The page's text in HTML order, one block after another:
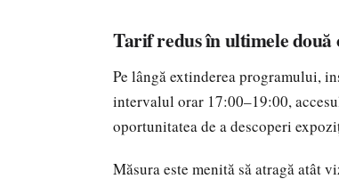
Tarif redus în ultimele două
Pe lângă extinderea programului,
intervalul orar 17:00–19:00,
oportunitatea de a descoperi
Măsura este menită să atragă atât